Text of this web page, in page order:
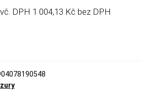
vč. DPH 1 004,13 Kč bez DPH